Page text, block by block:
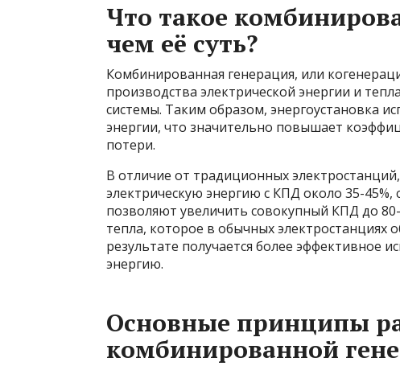
Что такое
чем её суть?
Комбинированная генерация, или
производства электрической энергии и
системы. Таким образом, энергоустановка
энергии, что значительно повышает
потери.
В отличие от традиционных
электрическую энергию с КПД около 35-
позволяют увеличить совокупный КПД до 80-
тепла, которое в обычных электростанциях
результате получается более эффективное
энергию.
Основные принципы
комбинированной